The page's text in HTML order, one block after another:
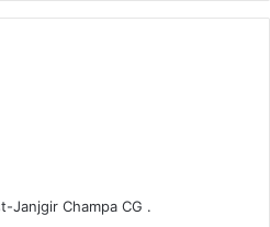
Janjgir Champa CG .